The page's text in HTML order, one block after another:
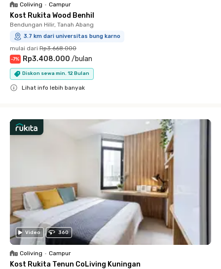
Coliving • Campur
Kost Rukita Wood Benhil
Bendungan Hilir, Tanah Abang
3.7 km dari universitas bung karno
mulai dari Rp3.668.000
-7% Rp3.408.000 /bulan
Diskon sewa min. 12 Bulan
Lihat info lebih banyak
Video 360
Coliving • Campur
Kost Rukita Tenun CoLiving Kuningan